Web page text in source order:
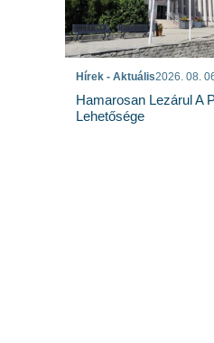
Hírek - Aktuális2026. 08.
Hamarosan Lezárul A
Lehetősége